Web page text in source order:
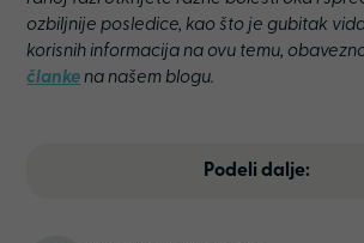
ozbiljnije posledice, kao što je gubitak
korisnih informacija na ovu temu,
članke na našem blogu.
Podeli dalje: